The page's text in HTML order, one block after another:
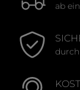
ab
durch